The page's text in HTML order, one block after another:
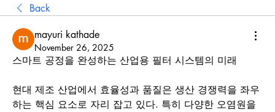
Back
mayuri kathade
November 26, 2025
스마트 공정을 완성하는 산업용 필터 시스템의 미래
현대 제조 산업에서 효율성과 품질은 생산 경쟁력을 좌우
하는 핵심 요소로 자리 잡고 있다. 특히 다양한 오염원을